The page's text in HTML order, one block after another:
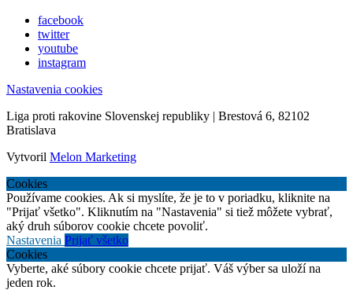
facebook
twitter
youtube
instagram
Nastavenia cookies
Liga proti rakovine Slovenskej republiky | Brestová 6, 82102
Bratislava
Vytvoril Melon Marketing
Cookies
Používame cookies. Ak si myslíte, že je to v poriadku, kliknite na
"Prijať všetko". Kliknutím na "Nastavenia" si tiež môžete vybrať,
aký druh súborov cookie chcete povoliť.
Nastavenia Prijať všetko
Cookies
Vyberte, aké súbory cookie chcete prijať. Váš výber sa uloží na
jeden rok.